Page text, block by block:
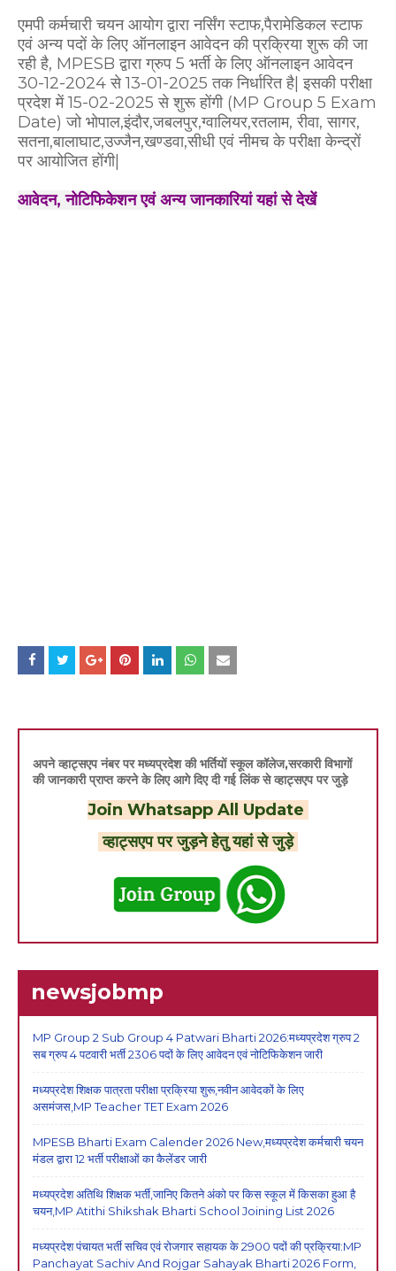
एमपी कर्मचारी चयन आयोग द्वारा नर्सिंग स्टाफ,पैरामेडिकल स्टाफ
एवं अन्य पदों के लिए ऑनलाइन आवेदन की प्रक्रिया शुरू की जा
रही है, MPESB द्वारा ग्रुप 5 भर्ती के लिए ऑनलाइन आवेदन
30-12-2024 से 13-01-2025 तक निर्धारित है| इसकी परीक्षा
प्रदेश में 15-02-2025 से शुरू होंगी (MP Group 5 Exam
Date) जो भोपाल,इंदौर,जबलपुर,ग्वालियर,रतलाम, रीवा, सागर,
सतना,बालाघाट,उज्जैन,खण्डवा,सीधी एवं नीमच के परीक्षा केन्द्रों
पर आयोजित होंगी|
आवेदन, नोटिफिकेशन एवं अन्य जानकारियां यहां से देखें
अपने व्हाट्सएप नंबर पर मध्यप्रदेश की भर्तियों स्कूल कॉलेज,सरकारी विभागों
की जानकारी प्राप्त करने के लिए आगे दिए दी गई लिंक से व्हाट्सएप पर जुड़े
Join Whatsapp All Update
व्हाट्सएप पर जुड़ने हेतु यहां से जुड़े
newsjobmp
MP Group 2 Sub Group 4 Patwari Bharti 2026:मध्यप्रदेश ग्रुप 2
सब ग्रुप 4 पटवारी भर्ती 2306 पदों के लिए आवेदन एवं नोटिफिकेशन जारी
मध्यप्रदेश शिक्षक पात्रता परीक्षा प्रक्रिया शुरू,नवीन आवेदकों के लिए
असमंजस,MP Teacher TET Exam 2026
MPESB Bharti Exam Calender 2026 New,मध्यप्रदेश कर्मचारी चयन
मंडल द्वारा 12 भर्ती परीक्षाओं का कैलेंडर जारी
मध्यप्रदेश अतिथि शिक्षक भर्ती,जानिए कितने अंको पर किस स्कूल में किसका हुआ है
चयन,MP Atithi Shikshak Bharti School Joining List 2026
मध्यप्रदेश पंचायत भर्ती सचिव एवं रोजगार सहायक के 2900 पदों की प्रक्रिया:MP
Panchayat Sachiv And Rojgar Sahayak Bharti 2026 Form,